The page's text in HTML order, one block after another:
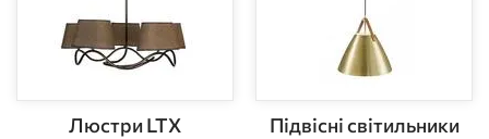
Люстри LTX
Підвісні світильники